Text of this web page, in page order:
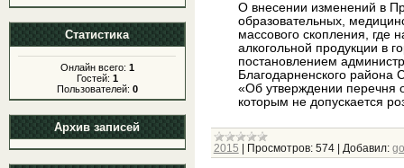
Статистика
Онлайн всего: 1
Гостей: 1
Пользователей: 0
Архив записей
О внесении изменений в
образовательных,
массового скопления, где
алкогольной продукции в
постановлением
Благодарненского района
«Об утверждении перечня
которым не допускается
2015 Просмотров: 574| Добавил: